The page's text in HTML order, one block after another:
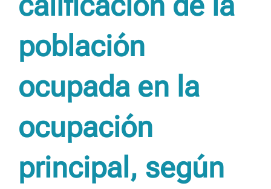
población
ocupada en la
ocupación
principal, según